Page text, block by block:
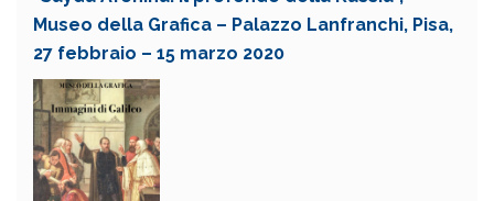
Museo della Grafica – Palazzo Lanfranchi, Pisa,
27 febbraio – 15 marzo 2020